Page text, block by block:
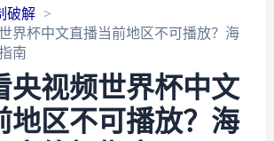
破解
界杯中文直播当前地区不可播放？海
南
央视频世界杯中文
地区不可播放？海